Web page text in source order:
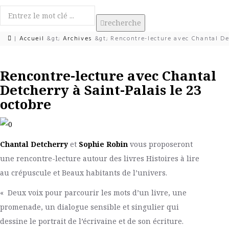
la
navigation
recherche
| Accueil &gt; Archives &gt; Rencontre-lecture avec Chantal
Rencontre-lecture avec Chantal
Detcherry à Saint-Palais le 23
octobre
Chantal Detcherryet Sophie Robin vous proposeront
une rencontre-lecture autour des livres Histoires à lire
au crépuscule et Beaux habitants de l’univers.
« Deux voix pour parcourir les mots d’un livre, une
promenade, un dialogue sensible et singulier qui
dessine le portrait de l’écrivaine et de son écriture.